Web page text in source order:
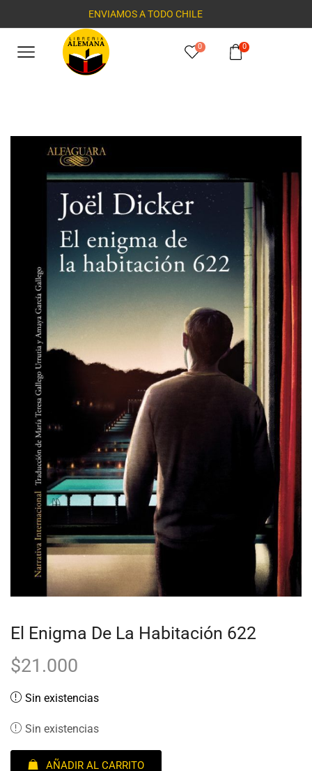
ENVIAMOS A TODO CHILE
0 0
El Enigma De La Habitación 622
$21.000
Sin existencias
Sin existencias
AÑADIR AL CARRITO